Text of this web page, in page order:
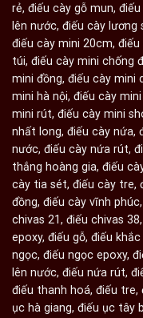
rẻ, điếu cày gỗ mun, điếu
lên nước, điếu cày lương
điếu cày mini 20cm, điếu
túi, điếu cày mini chống
mini đồng, điếu cày mini
mini hà nội, điếu cày
mini rút, điếu cày mini
nhất long, điếu cày nứa,
nước, điếu cày nứa rút,
thắng hoàng gia, điếu
cày tia sét, điếu cày tre,
đồng, điếu cày vĩnh phúc,
chivas 21, điếu chivas 38,
epoxy, điếu gỗ, điếu khắc
ngọc, điếu ngọc epoxy,
lên nước, điếu nứa rút,
điếu thanh hoá, điếu tre,
ục hà giang, điếu ục tây